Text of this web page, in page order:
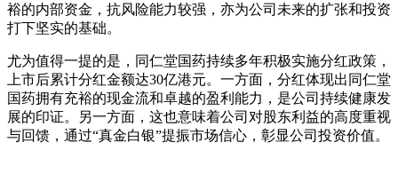
裕的内部资金，抗风险能力较强，亦为公司未来的扩张和投资
打下坚实的基础。
尤为值得一提的是，同仁堂国药持续多年积极实施分红政策，
上市后累计分红金额达30亿港元。一方面，分红体现出同仁堂
国药拥有充裕的现金流和卓越的盈利能力，是公司持续健康发
展的印证。另一方面，这也意味着公司对股东利益的高度重视
与回馈，通过“真金白银”提振市场信心，彰显公司投资价值。